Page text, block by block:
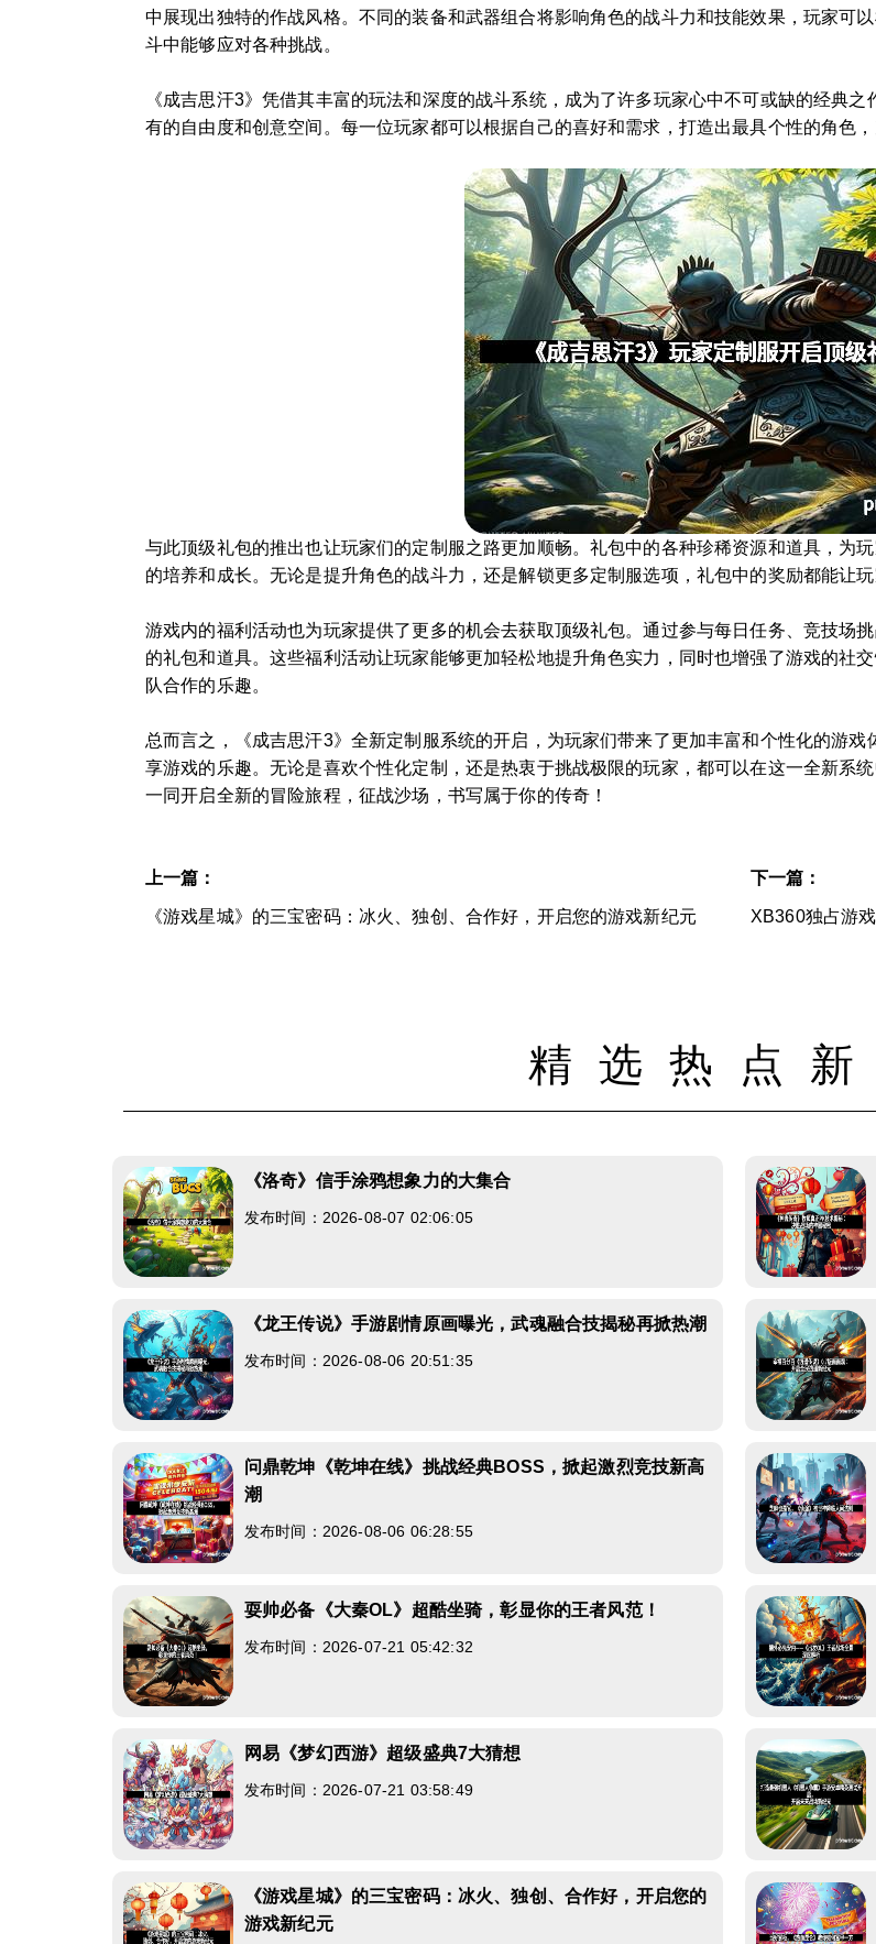
中展现出独特的作战风格。不同的装备和武器组合将影响角色的战斗力和技能效果，玩家可
斗中能够应对各种挑战。
《成吉思汗3》凭借其丰富的玩法和深度的战斗系统，成为了许多玩家心中不可或缺的经典
有的自由度和创意空间。每一位玩家都可以根据自己的喜好和需求，打造出最具个性的角色，
与此顶级礼包的推出也让玩家们的定制服之路更加顺畅。礼包中的各种珍稀资源和道具，为
的培养和成长。无论是提升角色的战斗力，还是解锁更多定制服选项，礼包中的奖励都能让
游戏内的福利活动也为玩家提供了更多的机会去获取顶级礼包。通过参与每日任务、竞技场
的礼包和道具。这些福利活动让玩家能够更加轻松地提升角色实力，同时也增强了游戏的社
队合作的乐趣。
总而言之，《成吉思汗3》全新定制服系统的开启，为玩家们带来了更加丰富和个性化的游
享游戏的乐趣。无论是喜欢个性化定制，还是热衷于挑战极限的玩家，都可以在这一全新系
一同开启全新的冒险旅程，征战沙场，书写属于你的传奇！
上一篇：
《游戏星城》的三宝密码：冰火、独创、合作好，开启您的游戏新纪元
下一篇：
XB360独占游
精选热点新
《洛奇》信手涂鸦想象力的大集合
发布时间：2026-08-07 02:06:05
《龙王传说》手游剧情原画曝光，武魂融合技揭秘再掀热潮
发布时间：2026-08-06 20:51:35
问鼎乾坤《乾坤在线》挑战经典BOSS，掀起激烈竞技新高
潮
发布时间：2026-08-06 06:28:55
耍帅必备《大秦OL》超酷坐骑，彰显你的王者风范！
发布时间：2026-07-21 05:42:32
网易《梦幻西游》超级盛典7大猜想
发布时间：2026-07-21 03:58:49
《游戏星城》的三宝密码：冰火、独创、合作好，开启您的
游戏新纪元